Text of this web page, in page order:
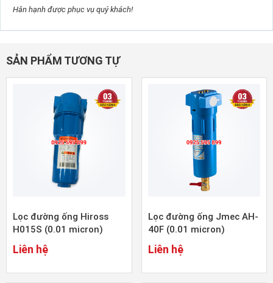
Hân hạnh được phục vụ quý khách!
SẢN PHẨM TƯƠNG TỰ
Lọc đường ống Hiross
H015S (0.01 micron)
Liên hệ
Lọc đường ống Jmec AH-
40F (0.01 micron)
Liên hệ